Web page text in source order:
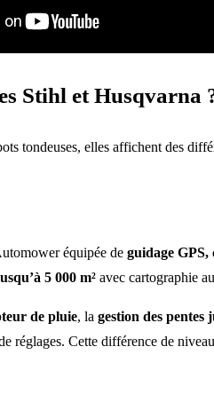
Stihl et Husqvarna
tondeuses, elles affichent des
équipée de guidage
5 000 m² avec cartographie
de pluie, la gestion des pentes
réglages. Cette différence de